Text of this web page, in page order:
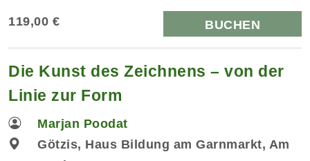
119,00 € BUCHEN
Die Kunst des Zeichnens – von der
Linie zur Form
Marjan Poodat
Götzis, Haus Bildung am Garnmarkt, Am